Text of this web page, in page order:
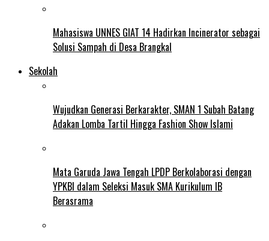
Mahasiswa UNNES GIAT 14 Hadirkan Incinerator sebagai
Solusi Sampah di Desa Brangkal
Sekolah
Wujudkan Generasi Berkarakter, SMAN 1 Subah Batang
Adakan Lomba Tartil Hingga Fashion Show Islami
Mata Garuda Jawa Tengah LPDP Berkolaborasi dengan
YPKBI dalam Seleksi Masuk SMA Kurikulum IB
Berasrama